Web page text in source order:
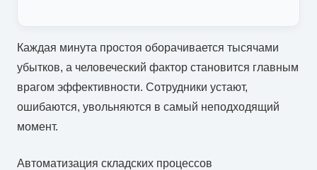
Каждая минута простоя оборачивается тысячами
убытков, а человеческий фактор становится главным
врагом эффективности. Сотрудники устают,
ошибаются, увольняются в самый неподходящий
момент.
Автоматизация складских процессов